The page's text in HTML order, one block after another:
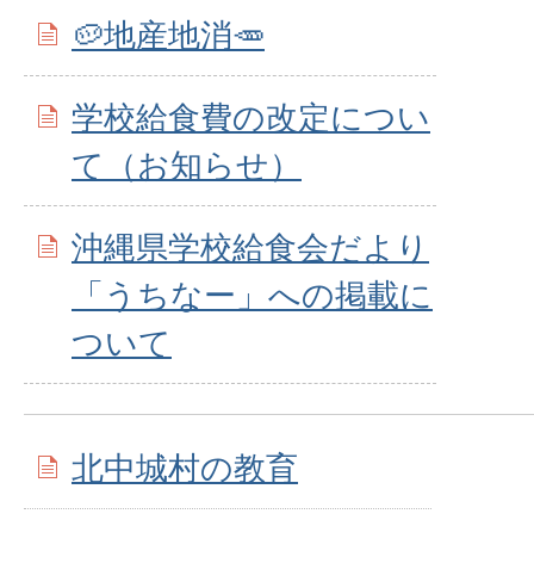
🥔地産地消🥕
学校給食費の改定につい
て（お知らせ）
沖縄県学校給食会だより
「うちなー」への掲載に
ついて
北中城村の教育